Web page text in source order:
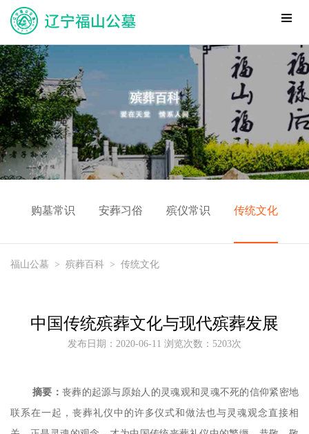
购墓常识 安葬习俗 殡仪常识 传统文化
福山公墓 > 殡葬百科 > 传统文化
中国传统殡葬文化与现代殡葬发展
发布日期：2020-06-11 浏览次数：5203次
摘要： 丧葬的起源与原始人的灵魂观和灵魂不死的信仰紧密地
联系在一起，丧葬礼仪中的许多仪式和做法也与灵魂观念直接相